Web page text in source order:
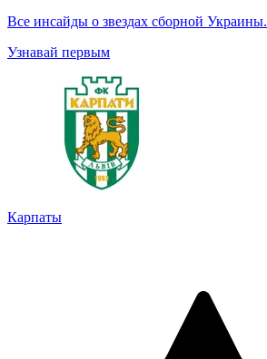
Все инсайды о звездах сборной Украины.
Узнавай первым
Карпаты